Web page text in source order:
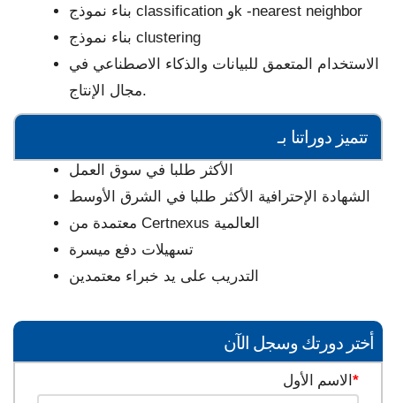
أختر دورتك وسجل الآن
الاسم الأول *
بناء نموذج classification وk -nearest neighbor
بناء نموذج clustering
الاستخدام المتعمق للبيانات والذكاء الاصطناعي في
مجال الإنتاج.
تسهيلات دفع ميسرة
التدريب على يد خبراء معتمدين